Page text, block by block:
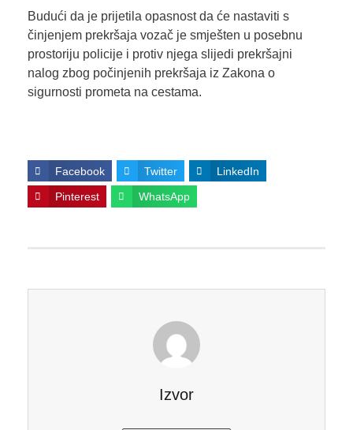
Budući da je prijetila opasnost da će nastaviti s
činjenjem prekršaja vozač je smješten u posebnu
prostoriju policije i protiv njega slijedi prekršajni
nalog zbog počinjenih prekršaja iz Zakona o
sigurnosti prometa na cestama.
Facebook Twitter LinkedIn
Pinterest WhatsApp
Izvor